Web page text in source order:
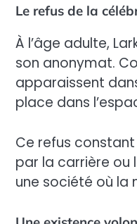
Le refus de la
À l’âge adulte,
son anonymat.
apparaissent
place dans
Ce refus
par la carrière ou
une société où la